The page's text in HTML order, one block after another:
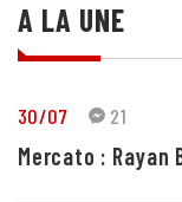
A LA UNE
30/07 21
Mercato : Rayan